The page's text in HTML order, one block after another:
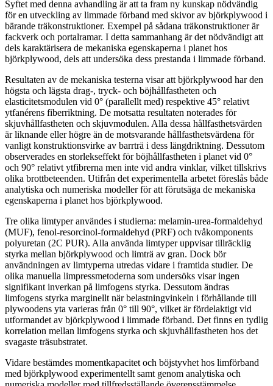
Syftet med denna avhandling är att ta fram ny kunskap nödvändig
för en utveckling av limmade förband med skivor av björkplywood i
bärande träkonstruktioner. Exempel på sådana träkonstruktioner är
fackverk och portalramar. I detta sammanhang är det nödvändigt att
dels karaktärisera de mekaniska egenskaperna i planet hos
björkplywood, dels att undersöka dess prestanda i limmade förband.
Resultaten av de mekaniska testerna visar att björkplywood har den
högsta och lägsta drag-, tryck- och böjhållfastheten och
elasticitetsmodulen vid 0° (parallellt med) respektive 45° relativt
ytfanérens fiberriktning. De motsatta resultaten noterades för
skjuvhållfastheten och skjuvmodulen. Alla dessa hållfasthetsvärden
är liknande eller högre än de motsvarande hållfasthetsvärdena för
vanligt konstruktionsvirke av barrträ i dess längdriktning. Dessutom
observerades en storlekseffekt för böjhållfastheten i planet vid 0°
och 90° relativt ytfibrerna men inte vid andra vinklar, vilket tillskrivs
olika brottbeteenden. Utifrån det experimentella arbetet föreslås både
analytiska och numeriska modeller för att förutsäga de mekaniska
egenskaperna i planet hos björkplywood.
Tre olika limtyper användes i studierna: melamin-urea-formaldehyd
(MUF), fenol-resorcinol-formaldehyd (PRF) och tvåkomponents
polyuretan (2C PUR). Alla använda limtyper uppvisar tillräcklig
styrka mellan björkplywood och limträ av gran. Dock bör
användningen av limtyperna utredas vidare i framtida studier. De
olika manuella limpressmetoderna som undersöks visar ingen
signifikant inverkan på limfogens styrka. Dessutom ändras
limfogens styrka marginellt när belastningvinkeln i förhållande till
plywoodens yta varieras från 0° till 90°, vilket är fördelaktigt vid
utformandet av björkplywood i limmade förband. Det finns en tydlig
korrelation mellan limfogens styrka och skjuvhållfastheten hos det
svagaste träsubstratet.
Vidare bestämdes momentkapacitet och böjstyvhet hos limförband
med björkplywood experimentellt samt genom analytiska och